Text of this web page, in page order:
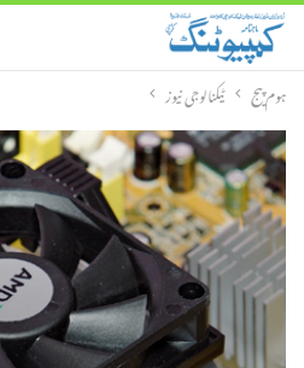
ہوم پیج ٹیکنالوجی نیوز